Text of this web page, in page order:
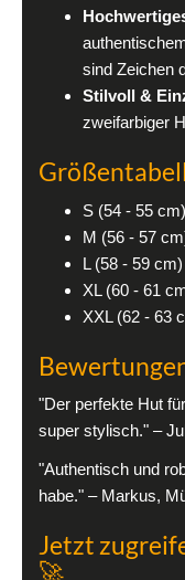
sind Zeichen
Stilvoll &
zweifarbiger
S (54 - 55 cm)
M (56 - 57
L (58 - 59 cm)
XL (60 - 61
XXL (62 - 63
Bewertungen
"Der perfekte Hut
super stylisch." –
"Authentisch und
habe." – Markus,
Jetzt
🚀